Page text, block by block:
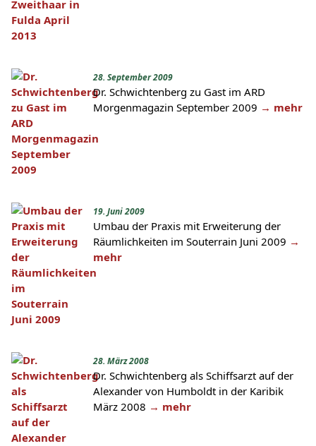
28. September 2009
Dr. Schwichtenberg zu Gast im ARD
Morgenmagazin September 2009 → mehr
19. Juni 2009
Umbau der Praxis mit Erweiterung der
Räumlichkeiten im Souterrain Juni 2009 →
mehr
28. März 2008
Dr. Schwichtenberg als Schiffsarzt auf der
Alexander von Humboldt in der Karibik
März 2008 → mehr